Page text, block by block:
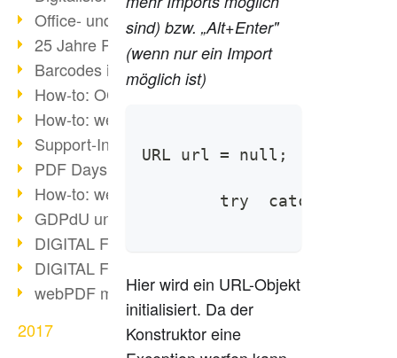
Office- und SharePoint-Bridge
25 Jahre PDF
Barcodes in PDF-Dokumenten
How-to: OCR mit webPDF 7
How-to: webPDF Optionen
Support-Infos für webPDF
PDF Days Europe 2018
How-to: webPDF Webservices
GDPdU und GoBD
DIGITAL FUTUREcongress Rückblick
DIGITAL FUTUREcongress 2018
webPDF mit Ruby via REST
2017
sind) bzw. „Alt+Enter"
(wenn nur ein Import
möglich ist)
URL url = null;
try  catch
Hier wird ein URL-Objekt
initialisiert. Da der
Konstruktor eine